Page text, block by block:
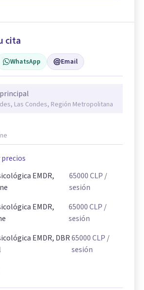
cita
WhatsApp Email
Las Condes, Región Metropolitana
precios
EMDR,
65000CLP /
sesión
EMDR,
65000CLP /
sesión
EMDR, DBR65000CLP /
sesión